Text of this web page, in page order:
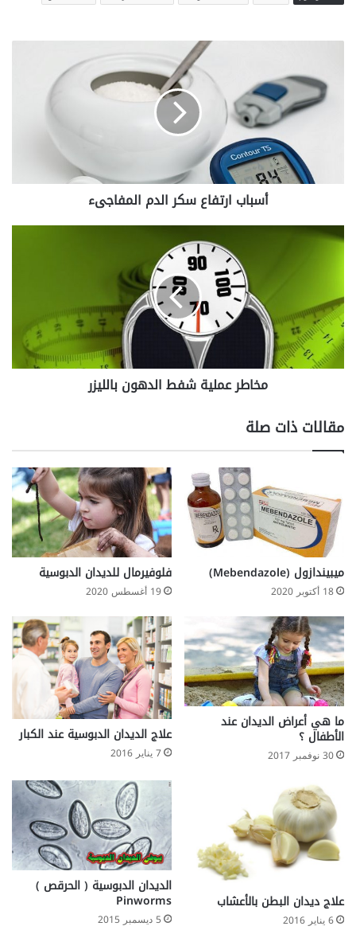
أسباب
سكر
الدم
المفاجىء
أسباب ارتفاع سكر الدم المفاجىء
مخاطر
عملية
بالليزر
مخاطر عملية شفط الدهون بالليزر
مقالات ذات صلة
ميبيندازول (Mebendazole)
18 أكتوبر 2020
فلوفيرمال للديدان الدبوسية
19 أغسطس 2020
ما هي أعراض الديدان عند
الأطفال ؟
30 نوفمبر 2017
علاج الديدان الدبوسية عند الكبار
7 يناير 2016
علاج ديدان البطن بالأعشاب
6 يناير 2016
الديدان الدبوسية ( الحرقص )
Pinworms
5 ديسمبر 2015